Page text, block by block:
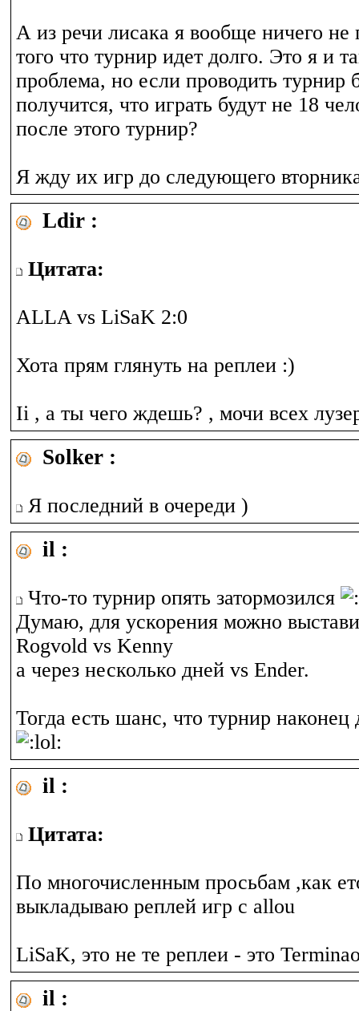
А из речи лисака я вообще ничего
того что турнир идет долго. Это я и
проблема, но если проводить турнир
получится, что играть будут не 18
после этого турнир?
Я жду их игр до следующего
Ldir :
Цитата:
ALLA vs LiSaK 2:0
Хота прям глянуть на реплеи :)
Ii , а ты чего ждешь? , мочи всех
Solker :
Я последний в очереди )
il :
Что-то турнир опять затормозился
Думаю, для ускорения можно
Rogvold vs Kenny
а через несколько дней vs Ender.
Тогда есть шанс, что турнир
il :
Цитата:
По многочисленным просьбам ,как
выкладываю реплей игр с allou
LiSaK, это не те реплеи - это
il :